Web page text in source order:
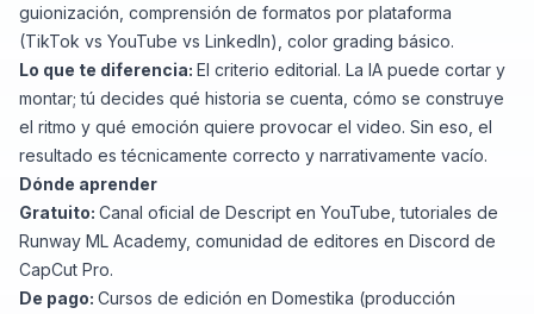
guionización, comprensión de formatos por plataforma
(TikTok vs YouTube vs LinkedIn), color grading básico.
Lo que te diferencia: El criterio editorial. La IA puede cortar y
montar; tú decides qué historia se cuenta, cómo se construye
el ritmo y qué emoción quiere provocar el video. Sin eso, el
resultado es técnicamente correcto y narrativamente vacío.
Dónde aprender
Gratuito: Canal oficial de Descript en YouTube, tutoriales de
Runway ML Academy, comunidad de editores en Discord de
CapCut Pro.
De pago: Cursos de edición en Domestika (producción